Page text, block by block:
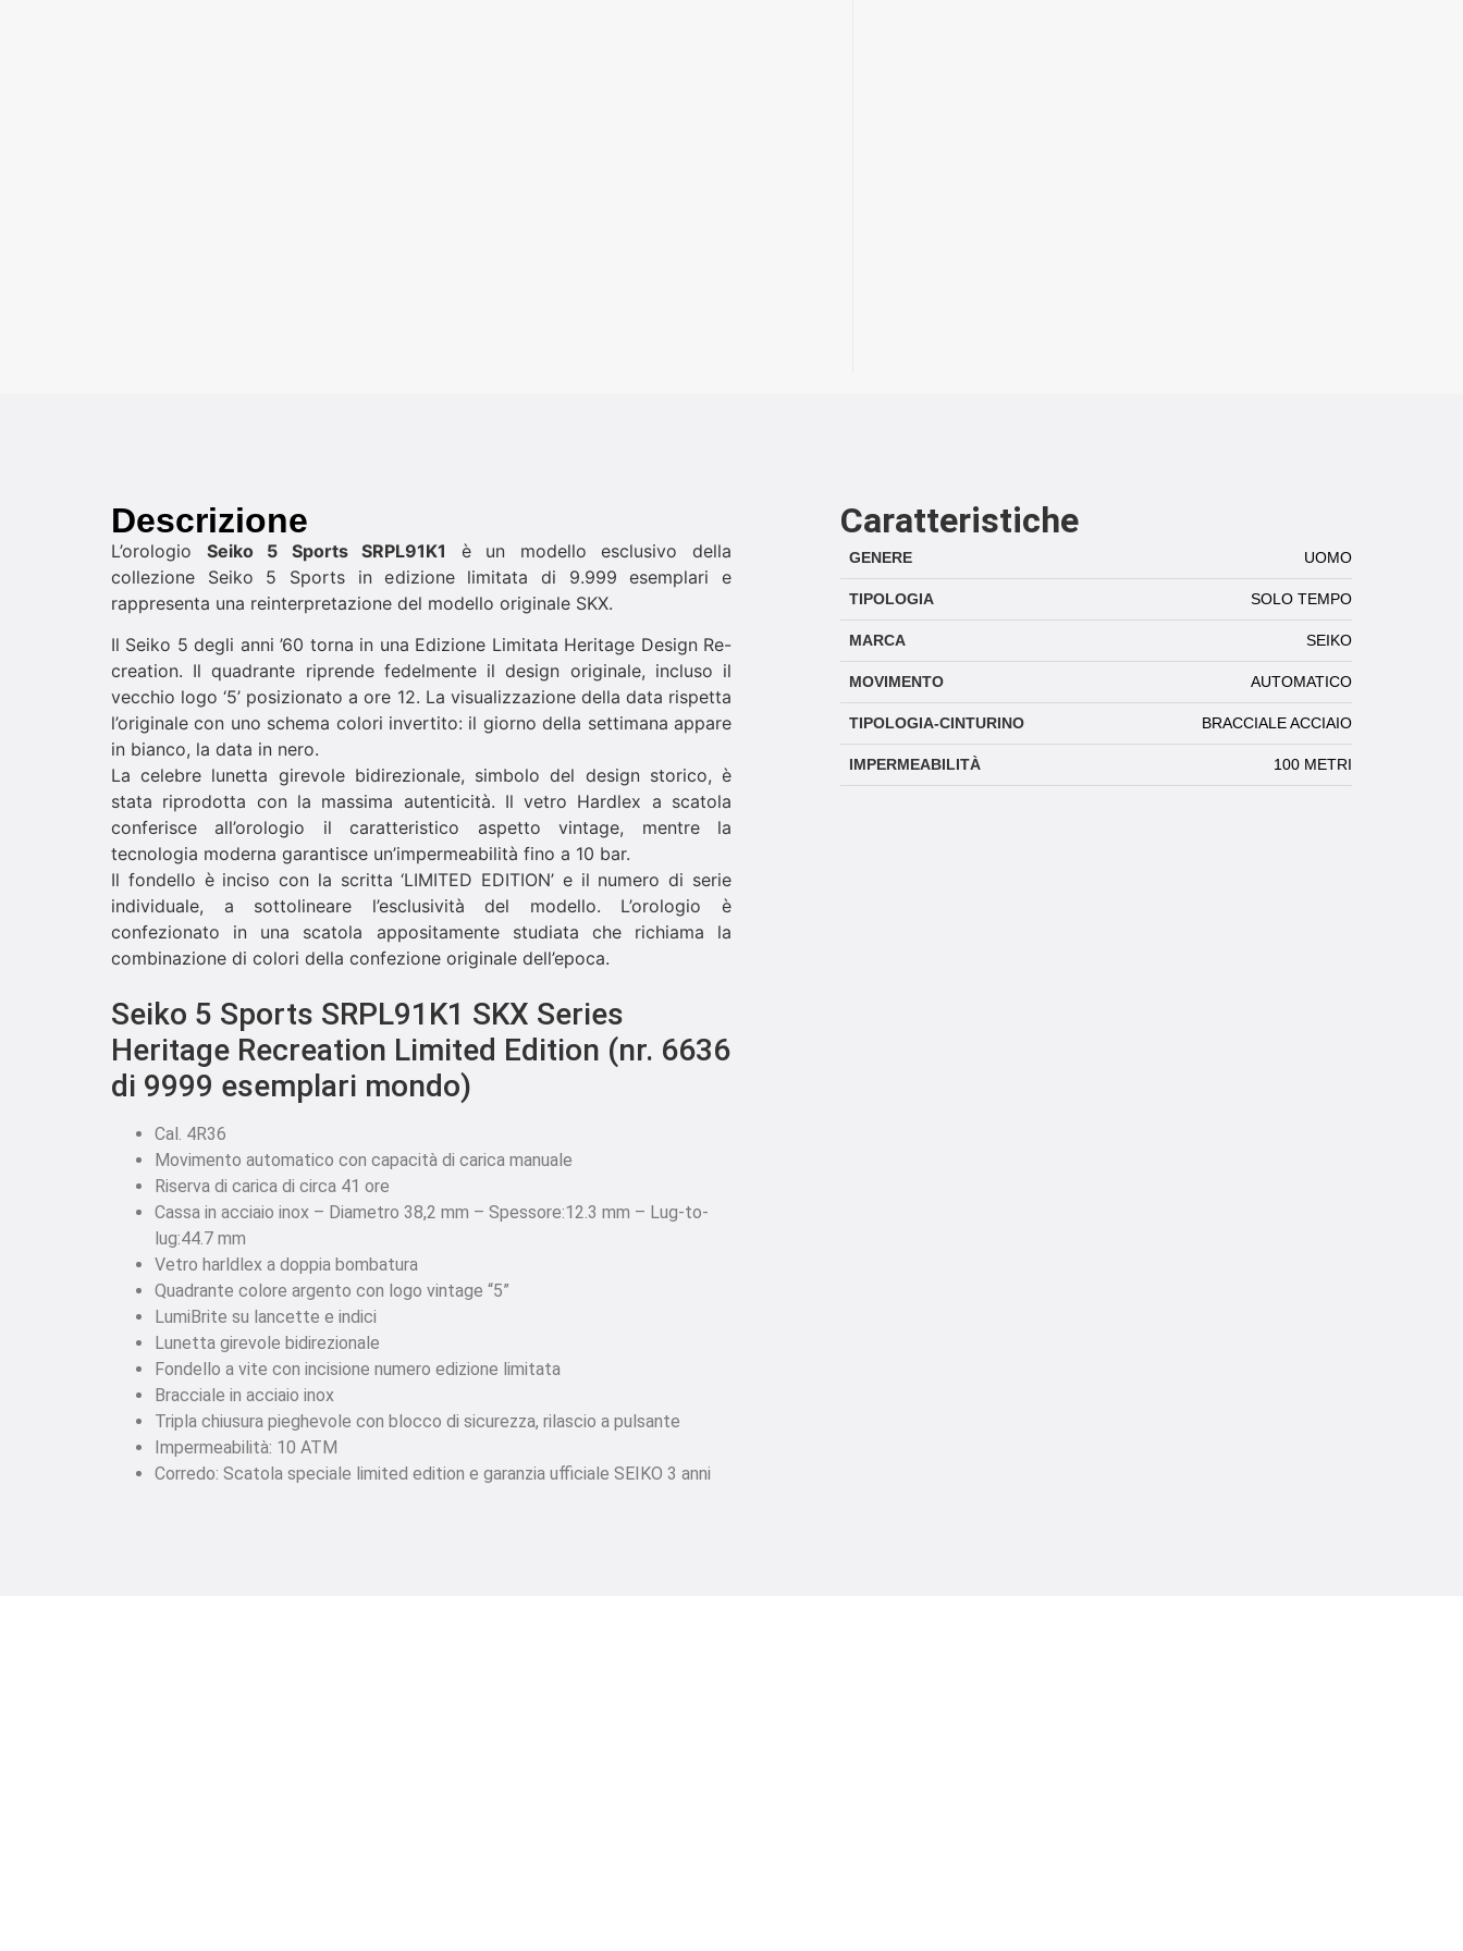
Descrizione
L’orologio Seiko 5 Sports SRPL91K1
è un modello esclusivo della
collezione Seiko 5 Sports in edizione limitata di 9.999 esemplari e
rappresenta una reinterpretazione del modello originale SKX.
Il Seiko 5 degli anni ’60 torna in una Edizione Limitata Heritage Design Re-
creation. Il quadrante riprende fedelmente il design originale, incluso il
vecchio logo ‘5’ posizionato a ore 12. La visualizzazione della data rispetta
l’originale con uno schema colori invertito: il giorno della settimana appare
in bianco, la data in nero.
La celebre lunetta girevole bidirezionale, simbolo del design storico, è
stata riprodotta con la massima autenticità. Il vetro Hardlex a scatola
conferisce all’orologio il caratteristico aspetto vintage, mentre la
tecnologia moderna garantisce un’impermeabilità fino a 10 bar.
Il fondello è inciso con la scritta ‘LIMITED EDITION’ e il numero di serie
individuale, a sottolineare l’esclusività del modello. L’orologio è
confezionato in una scatola appositamente studiata che richiama la
combinazione di colori della confezione originale dell’epoca.
Seiko 5 Sports SRPL91K1 SKX Series
Heritage Recreation Limited Edition (nr. 6636
di 9999 esemplari mondo)
Cal. 4R36
Movimento automatico con capacità di carica manuale
Riserva di carica di circa 41 ore
Cassa in acciaio inox – Diametro 38,2 mm – Spessore:12.3 mm – Lug-to-
lug:44.7 mm
Vetro harldlex a doppia bombatura
Quadrante colore argento con logo vintage “5”
LumiBrite su lancette e indici
Lunetta girevole bidirezionale
Fondello a vite con incisione numero edizione limitata
Bracciale in acciaio inox
Tripla chiusura pieghevole con blocco di sicurezza, rilascio a pulsante
Impermeabilità: 10 ATM
Corredo: Scatola speciale limited edition e garanzia ufficiale SEIKO 3 anni
Caratteristiche
GENERE UOMO
TIPOLOGIA SOLO TEMPO
MARCA SEIKO
MOVIMENTO AUTOMATICO
TIPOLOGIA-CINTURINO BRACCIALE ACCIAIO
IMPERMEABILITÀ 100 METRI